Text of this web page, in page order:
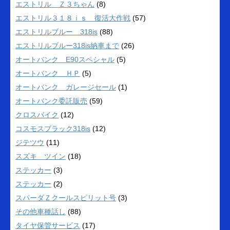
エストリル Ｚ３ちゃん (8)
エストリル３１８ｉｓ 復活大作戦 (57)
エストリルブルー 318is (88)
エストリルブルー318is納車まで (26)
オートバンク E90スペシャル (5)
オートバンク ＨＰ (5)
オートバンク ガレージセール (1)
オートバンク委託販売 (59)
クロスバイク (12)
コスモスブラック318is (12)
ジテツウ (11)
スズキ ツイン (18)
ステッカー (3)
ステッカー (2)
スパーダＺクールスピリット号 (3)
その他車種話し (88)
タイヤ保管サービス (17)